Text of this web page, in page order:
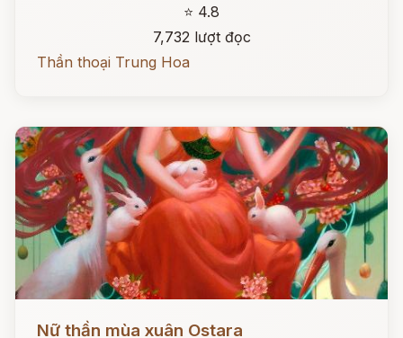
⭐ 4.8
7,732 lượt đọc
Thần thoại Trung Hoa
Nữ thần mùa xuân Ostara